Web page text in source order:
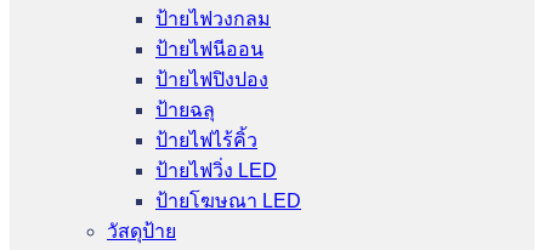
ป้ายไฟวงกลม
ป้ายไฟนีออน
ป้ายไฟปิงปอง
ป้ายฉลุ
ป้ายไฟไร้คิ้ว
ป้ายไฟวิ่ง LED
ป้ายโฆษณา LED
วัสดุป้าย